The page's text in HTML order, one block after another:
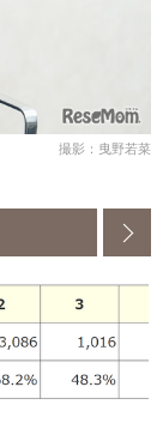
撮影：曳野若菜